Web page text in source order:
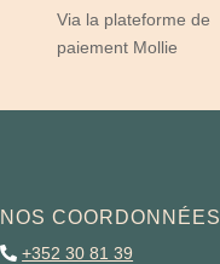
Via la plateforme de
paiement Mollie
NOS COORDONNÉES
+352 30 81 39